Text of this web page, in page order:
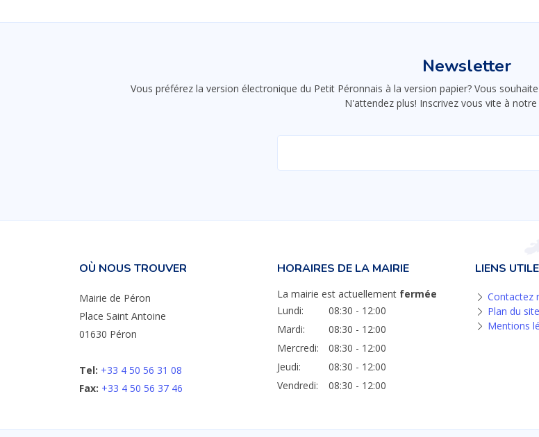
Newsletter
Vous préférez la version électronique du Petit Péronnais à la version papier? Vous
N'attendez plus! Inscrivez vous vite à
OÙ NOUS TROUVER
Mairie de Péron
Place Saint Antoine
01630 Péron
Tel: +33 4 50 56 31 08
Fax: +33 4 50 56 37 46
HORAIRES DE LA MAIRIE
La mairie est actuellement fermée
Lundi:
08:30 - 12:00
Mardi:
08:30 - 12:00
Mercredi:
08:30 - 12:00
Jeudi:
08:30 - 12:00
Vendredi:
08:30 - 12:00
LIENS
Contactez
Plan du site
Mentions